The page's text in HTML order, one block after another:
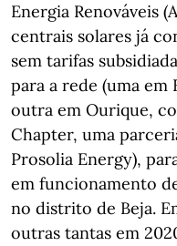
Energia Renováveis
centrais solares já
sem tarifas
para a rede (uma em
outra em Ourique,
Chapter, uma
Prosolia Energy),
em funcionamento
no distrito de Beja.
outras tantas em